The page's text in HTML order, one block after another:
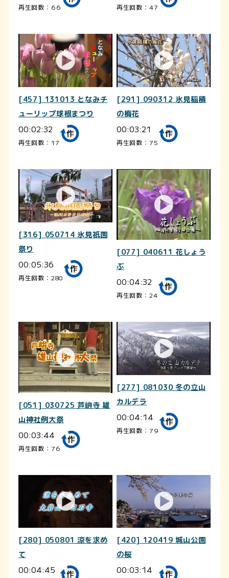
再生回数：66 再生回数：47
[457] 131013 となみチ
ューリップ球根まつり
00:02:32
再生回数：17
[291] 090312 氷見稲積
の梅花
00:03:21
再生回数：75
[316] 050714 氷見祇園
祭り
00:05:36
再生回数：280
[077] 040611 花しょう
ぶ
00:04:32
再生回数：24
[051] 030725 芦峅寺 雄
山神社例大祭
00:03:44
再生回数：76
[277] 081030 冬の立山
カルデラ
00:04:14
再生回数：79
[280] 050801 涼を求め
て
00:04:45
[420] 120419 城山公園
の桜
00:03:14